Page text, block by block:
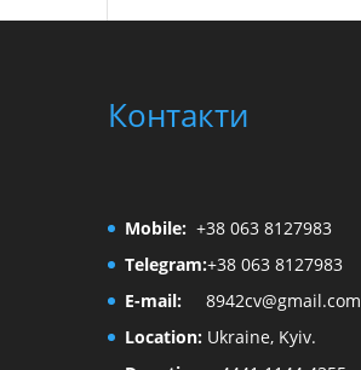
Контакти
Mobile:+38 063 8127983
Telegram:+38 063 8127983
E-mail:
8942cv@gmail.com
Location: Ukraine, Kyiv.